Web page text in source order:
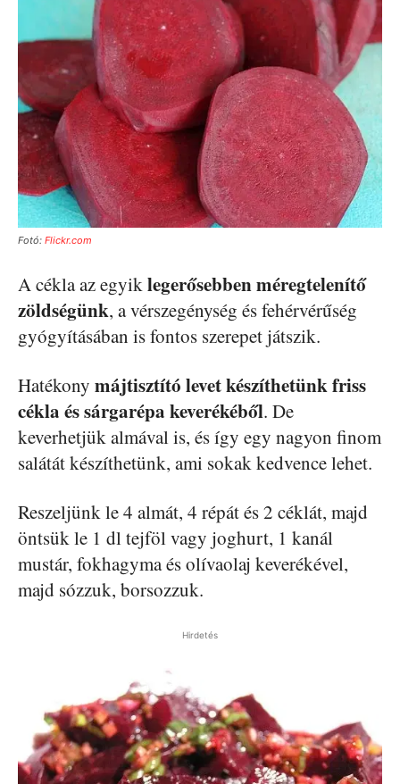
Fotó: Flickr.com
A cékla az egyiklegerősebben méregtelenítő
zöldségünk, a vérszegénység és fehérvérűség
gyógyításában is fontos szerepet játszik.
Hatékony májtisztító levet készíthetünk friss
cékla és sárgarépa keverékéből. De
keverhetjük almával is, és így egy nagyon finom
salátát készíthetünk, ami sokak kedvence lehet.
Reszeljünk le 4 almát, 4 répát és 2 céklát, majd
öntsük le 1 dl tejföl vagy joghurt, 1 kanál
mustár, fokhagyma és olívaolaj keverékével,
majd sózzuk, borsozzuk.
Hirdetés